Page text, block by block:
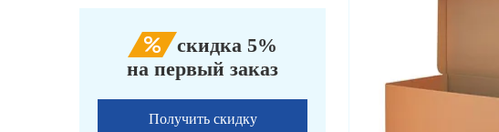
скидка 5%
на первый заказ
Получить скидку